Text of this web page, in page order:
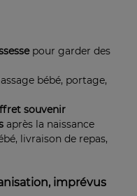
pour garder des
bébé, portage,
souvenir
après la naissance
livraison de repas,
imprévus